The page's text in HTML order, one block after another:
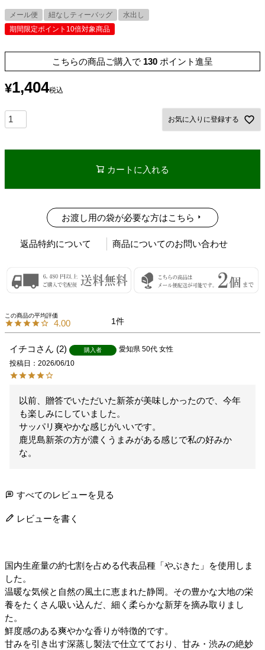
メール便 紐なしティーバッグ
水出し
期間限定ポイント10倍対象商品
こちらの商品ご購入で 130 ポイント進呈
¥1,404税込
お気に入りに登録する
カートに入れる
お渡し用の袋が必要な方はこちら
返品特約について 商品についてのお問い合わせ
4.00 1
イチコ 2 購入者 愛知県 50代 女性
投稿日
2026/06/10
以前、贈答でいただいた新茶が美味しかったので、今年
も楽しみにしていました。
サッパリ爽やかな感じがいいです。
鹿児島新茶の方が濃くうまみがある感じで私の好みか
な。
すべてのレビューを見る
レビューを書く
国内生産量の約七割を占める代表品種「やぶきた」を使用しま
した。
温暖な気候と自然の風土に恵まれた静岡。その豊かな大地の栄
養をたくさん吸い込んだ、細く柔らかな新芽を摘み取りまし
た。
鮮度感のある爽やかな香りが特徴的です。
甘みを引き出す深蒸し製法で仕立てており、甘み・渋みの絶妙